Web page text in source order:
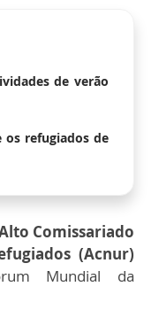
de verão
os refugiados de
Comissariado
(Acnur)
Mundial da